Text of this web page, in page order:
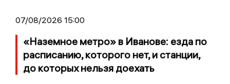
07/08/2026 15:00
«Наземное метро» в Иванове: езда по
расписанию, которого нет, и станции,
до которых нельзя доехать